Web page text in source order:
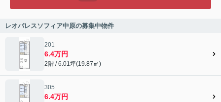
レオパレスソフィア中原の募集中物件
201
6.4万円
2階 / 6.01坪(19.87㎡)
305
6.4万円